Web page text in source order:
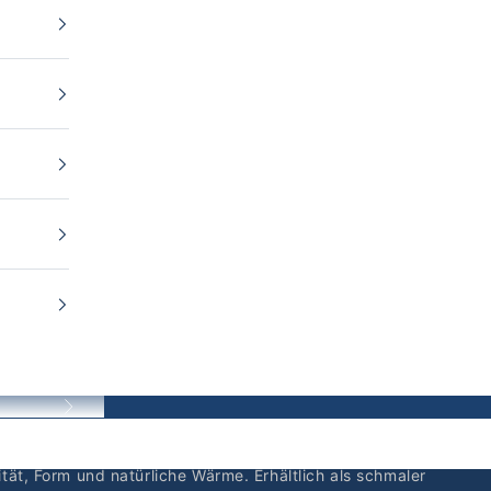
Vor
anderen unterscheidet. Das Angora verleiht einen
Form und natürliche Wärme. Erhältlich als schmaler